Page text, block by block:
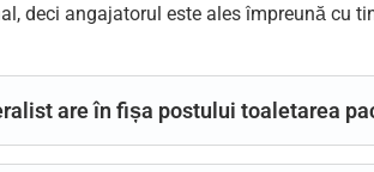
deci angajatorul este ales împreună cu
are în fișa postului toaletarea